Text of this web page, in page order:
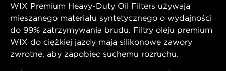
WIX Premium Heavy-Duty Oil Filters używają
mieszanego materiału syntetycznego o wydajności
do 99% zatrzymywania brudu. Filtry oleju premium
WIX do ciężkiej jazdy mają silikonowe zawory
zwrotne, aby zapobiec suchemu rozruchu.